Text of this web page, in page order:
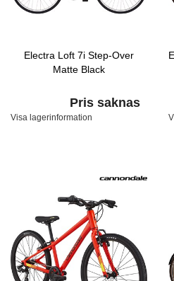
Electra Loft 7i Step-Over
Matte Black
Pris saknas
Visa lagerinformation